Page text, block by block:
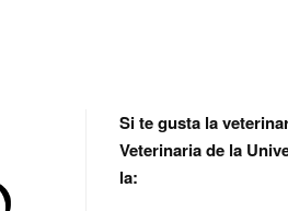
Si te gusta la
Veterinaria de la
la: